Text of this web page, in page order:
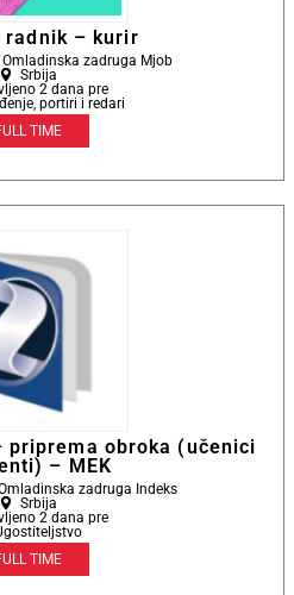
radnik – kurir
zadruga Mjob
Srbija
2 dana pre
portiri i redari
TIME
priprema obroka (učenici
– MEK
zadruga Indeks
Srbija
2 dana pre
TIME